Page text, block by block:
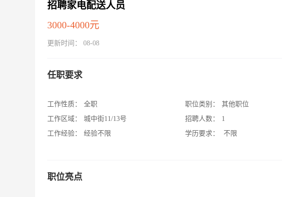
招聘家电配送人员
3000-4000元
更新时间： 08-08
任职要求
工作性质：
全职
工作区域：
城中街11/13号
工作经验：
经验不限
职位类别：
其他职位
招聘人数：
1
学历要求：
不限
职位亮点